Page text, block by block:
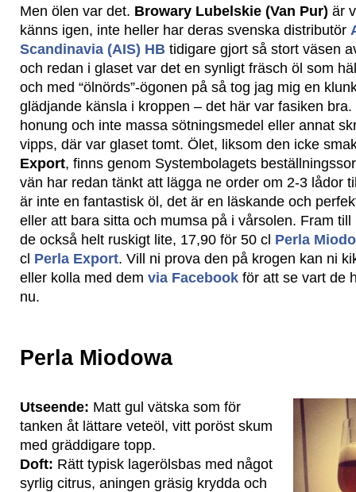
Men ölen var det. Browary Lubelskie (Van Pur) är
känns igen, inte heller har deras svenska distributör
Scandinavia (AIS) HB tidigare gjort så stort väsen
och redan i glaset var det en synligt fräsch öl som
och med “ölnörds”-ögonen på så tog jag mig en
glädjande känsla i kroppen – det här var fasiken
honung och inte massa sötningsmedel eller annat
vipps, där var glaset tomt. Ölet, liksom den icke
Export, finns genom Systembolagets
vän har redan tänkt att lägga ne order om 2-3 lådor
är inte en fantastisk öl, det är en läskande och
eller att bara sitta och mumsa på i vårsolen. Fram
de också helt ruskigt lite, 17,90 för 50 cl Perla
cl Perla Export. Vill ni prova den på krogen kan ni
eller kolla med dem via Facebook för att se vart de
nu.
Perla Miodowa
Utseende: Matt gul vätska som för
tanken åt lättare veteöl, vitt poröst skum
med gräddigare topp.
Doft: Rätt typisk lagerölsbas med något
syrlig citrus, aningen gräsig krydda och